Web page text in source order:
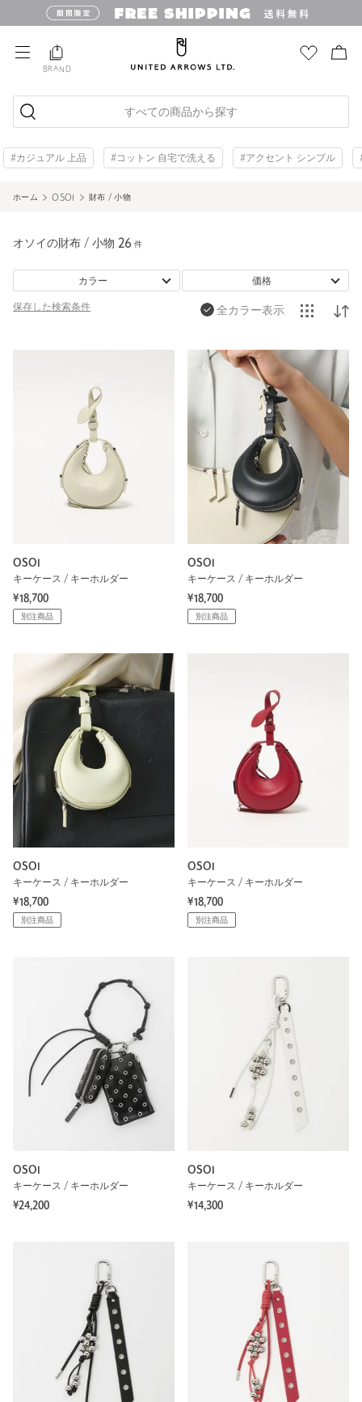
BRAND
すべての商品から探す
#カジュアル 上品 #コットン 自宅で洗える #アクセント シンプル
ホーム OSOI 財布 / 小物
オソイの財布 / 小物 26 件
カラー 価格
保存した検索条件 全カラー表示
OSOI
キーケース / キーホルダー
¥18,700
別注商品
OSOI
キーケース / キーホルダー
¥18,700
別注商品
OSOI
キーケース / キーホルダー
¥18,700
別注商品
OSOI
キーケース / キーホルダー
¥18,700
別注商品
OSOI
キーケース / キーホルダー
¥24,200
OSOI
キーケース / キーホルダー
¥14,300